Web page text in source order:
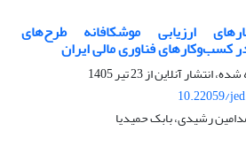
ارزیابی موشکافانه طرح‌های
کسب‌و‌کارهای فناوری مالی ایران
انتشار آنلاین از23 تیر 1405
10.22059/
رشیدی، بابک حمیدیا